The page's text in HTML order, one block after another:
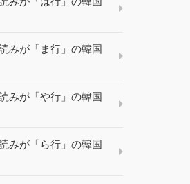
みが「ま行」の韓国
みが「や行」の韓国
みが「ら行」の韓国